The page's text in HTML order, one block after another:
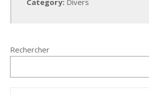
Category: Divers
Rechercher